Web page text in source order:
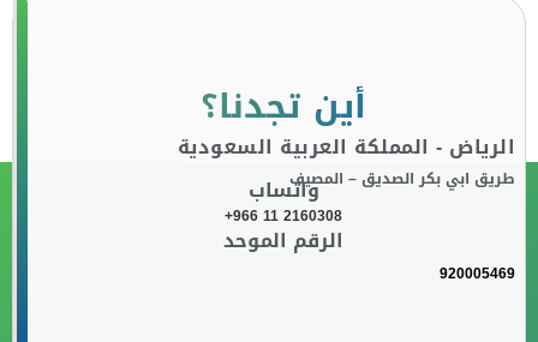
أين تجدنا؟
الرياض - المملكة العربية السعودية
طريق ابي بكر الصديق – المصيفواتساب
+966 11 2160308
الرقم الموحد
920005469